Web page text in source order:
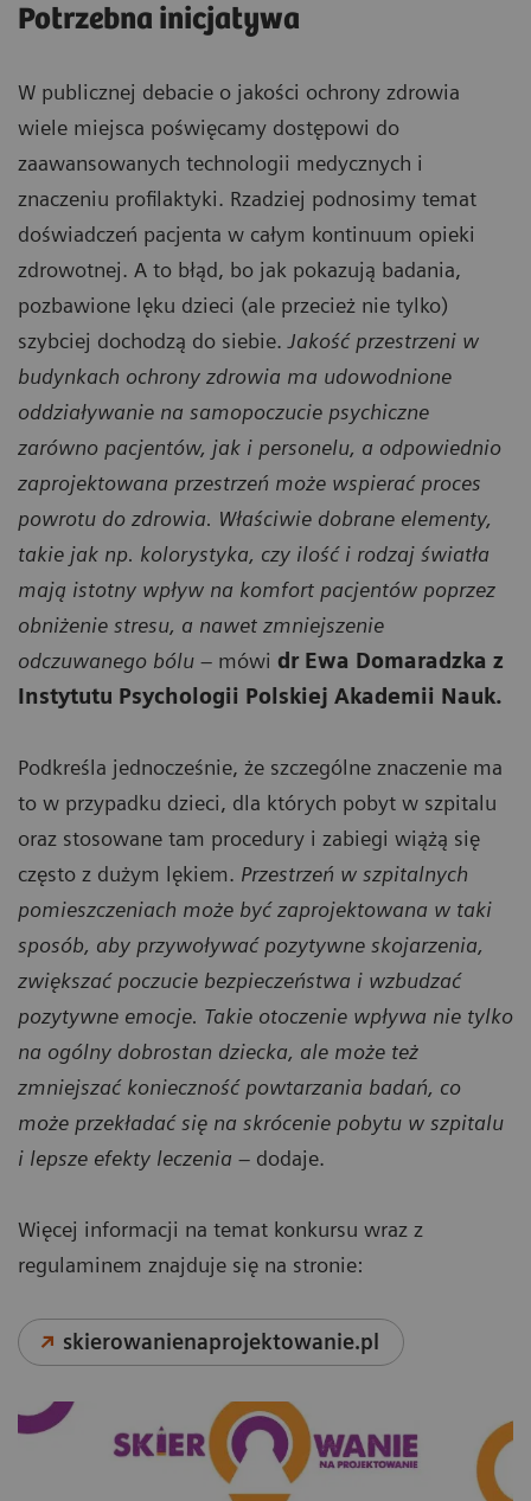
Potrzebna inicjatywa
W publicznej debacie o jakości ochrony zdrowia
wiele miejsca poświęcamy dostępowi do
zaawansowanych technologii medycznych i
znaczeniu profilaktyki. Rzadziej podnosimy temat
doświadczeń pacjenta w całym kontinuum opieki
zdrowotnej. A to błąd, bo jak pokazują badania,
pozbawione lęku dzieci (ale przecież nie tylko)
szybciej dochodzą do siebie. Jakość przestrzeni w
budynkach ochrony zdrowia ma udowodnione
oddziaływanie na samopoczucie psychiczne
zarówno pacjentów, jak i personelu, a odpowiednio
zaprojektowana przestrzeń może wspierać proces
powrotu do zdrowia. Właściwie dobrane elementy,
takie jak np. kolorystyka, czy ilość i rodzaj światła
mają istotny wpływ na komfort pacjentów poprzez
obniżenie stresu, a nawet zmniejszenie
odczuwanego bólu – mówi dr Ewa Domaradzka z
Instytutu Psychologii Polskiej Akademii Nauk.
Podkreśla jednocześnie, że szczególne znaczenie ma
to w przypadku dzieci, dla których pobyt w szpitalu
oraz stosowane tam procedury i zabiegi wiążą się
często z dużym lękiem. Przestrzeń w szpitalnych
pomieszczeniach może być zaprojektowana w taki
sposób, aby przywoływać pozytywne skojarzenia,
zwiększać poczucie bezpieczeństwa i wzbudzać
pozytywne emocje. Takie otoczenie wpływa nie tylko
na ogólny dobrostan dziecka, ale może też
zmniejszać konieczność powtarzania badań, co
może przekładać się na skrócenie pobytu w szpitalu
i lepsze efekty leczenia – dodaje.
Więcej informacji na temat konkursu wraz z
regulaminem znajduje się na stronie:
skierowanienaprojektowanie.pl